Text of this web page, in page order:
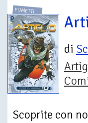
FUMETTI
di
Scoprite con